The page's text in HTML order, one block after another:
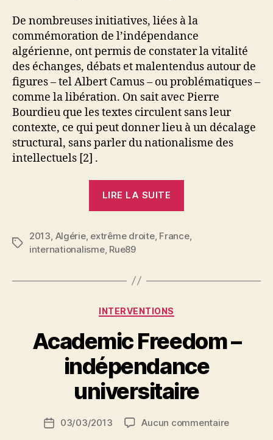
De nombreuses initiatives, liées à la
commémoration de l’indépendance
algérienne, ont permis de constater la vitalité
des échanges, débats et malentendus autour de
figures – tel Albert Camus – ou problématiques –
comme la libération. On sait avec Pierre
Bourdieu que les textes circulent sans leur
contexte, ce qui peut donner lieu à un décalage
structural, sans parler du nationalisme des
intellectuels [2] .
LIRE LA SUITE
la
Theory
Étiquettes
2013 Algérie, extrême droite, France,
internationalisme, Rue89
Catégories
INTERVENTIONS
Academic Freedom –
indépendance
universitaire
a
N
d
ji
b
i
Date03/03/2013 Aucun commentairesur